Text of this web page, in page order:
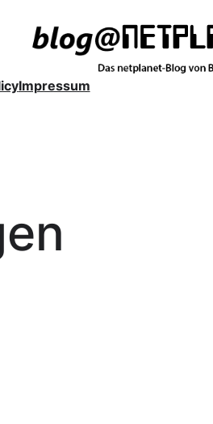
Impressum